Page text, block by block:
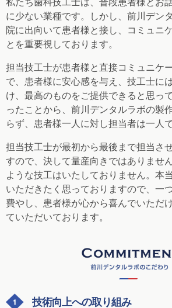
に少ない業種です。しかし、前川デン
院に出向いて患者様と接し、コミュニ
とを重要視しております。
担当技工士が患者様と直接コミュニケ
で、患者様に安心感を与え、技工士に
け、最高のものをご提供できると思っ
ったことから、前川デンタルラボの製
らず、患者様一人に対し担当者は一人で
担当技工士が最初から最後まで担当さ
すので、決して量産向きではありませ
ような技工はいたしておりません。本
いただきたく思っておりますので、一
費やし、患者様が心から喜んでいただ
ていただいております。
技術向上への取り組み